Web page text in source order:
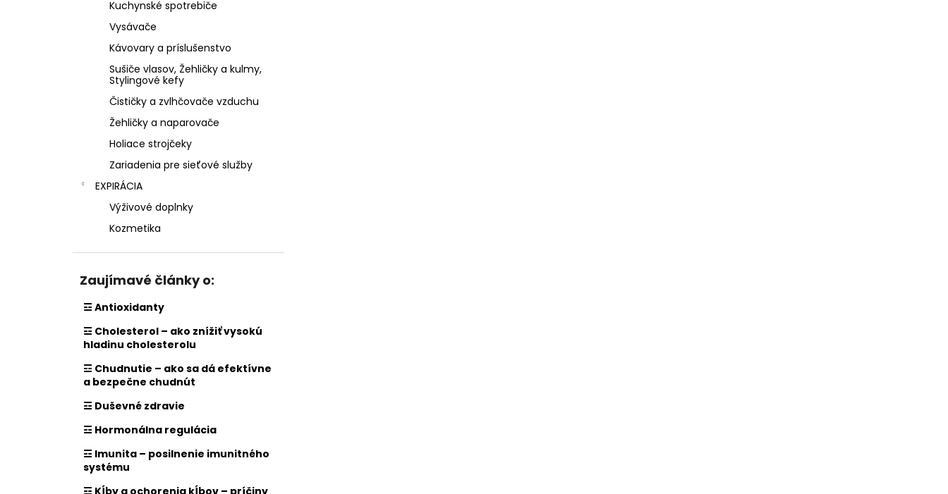
Kuchynské spotrebiče
Vysávače
Kávovary a príslušenstvo
Sušiče vlasov, Žehličky a kulmy,
Stylingové kefy
Čističky a zvlhčovače vzduchu
Žehličky a naparovače
Holiace strojčeky
Zariadenia pre sieťové služby
EXPIRÁCIA
Výživové doplnky
Kozmetika
Zaujímavé články o:
☲ Antioxidanty
☲ Cholesterol – ako znížiť vysokú
hladinu cholesterolu
☲ Chudnutie – ako sa dá efektívne
a bezpečne chudnút
☲ Duševné zdravie
☲ Hormonálna regulácia
☲ Imunita – posilnenie imunitného
systému
☲ Kĺby a ochorenia kĺbov – príčiny